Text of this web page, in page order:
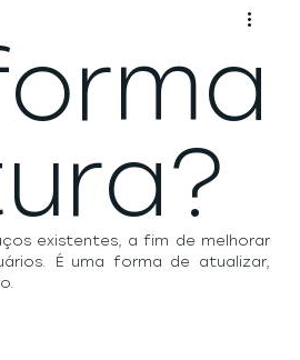
existentes, a fim de melhorar
É uma forma de atualizar,